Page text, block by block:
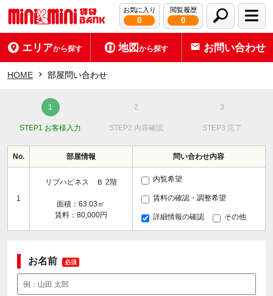
お気に入り
0
閲覧履歴
0
エリアから探す 地図から探す お問い合わせ
HOME 部屋問い合わせ
STEP1 お客様入力 STEP2 内容確認 STEP3 完了
No. 部屋情報 問い合わせ内容
1
リブハピネス Ｂ 2階
面積：63.03㎡
賃料：80,000円
内覧希望
賃料の確認・調整希望
詳細情報の確認 その他
お名前 必須